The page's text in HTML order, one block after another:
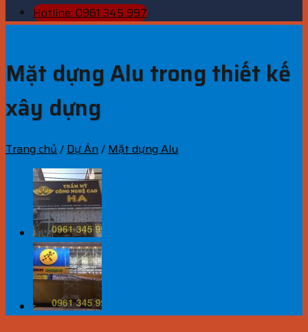
Hotline: 0961 345 997
Mặt dựng Alu trong thiết kế
xây dựng
Trang chủ / Dự Án/ Mặt dựng Alu